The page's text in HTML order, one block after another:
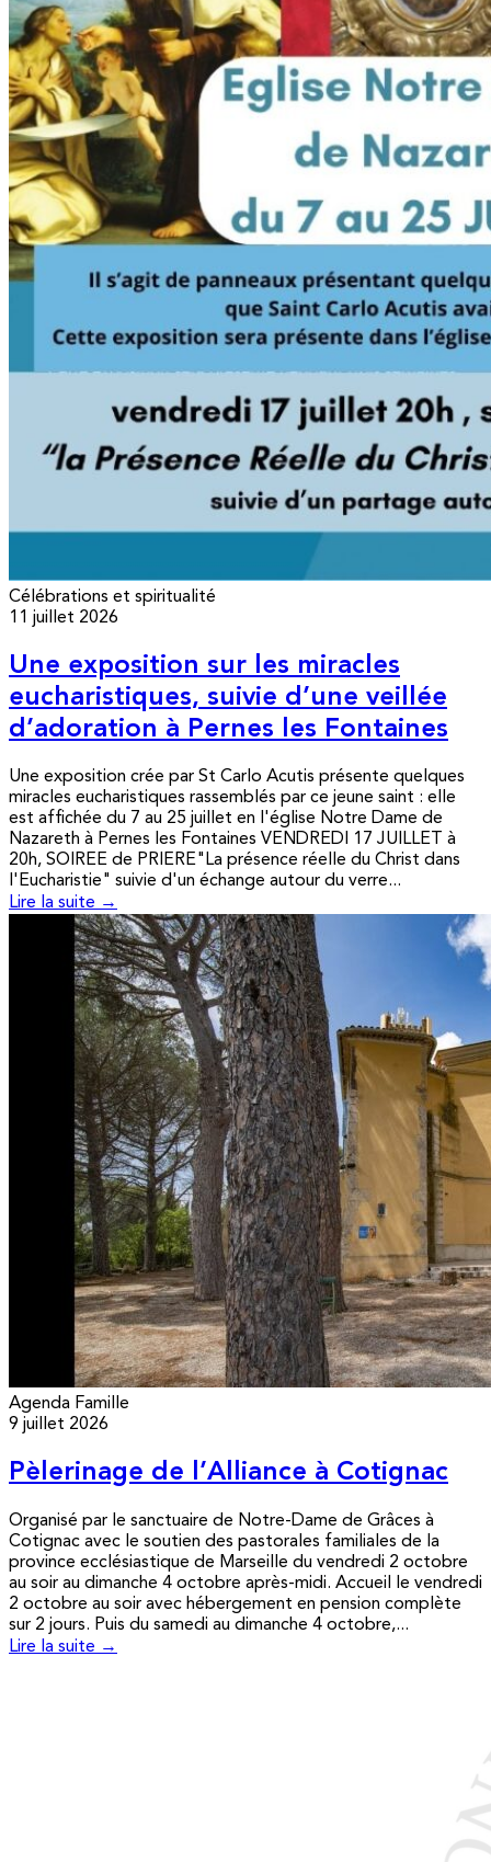
Célébrations et spiritualité
11 juillet 2026
Une exposition sur les miracles
eucharistiques, suivie d’une veillée
d’adoration à Pernes les Fontaines
Une exposition crée par St Carlo Acutis présente quelques
miracles eucharistiques rassemblés par ce jeune saint : elle
est affichée du 7 au 25 juillet en l'église Notre Dame de
Nazareth à Pernes les Fontaines VENDREDI 17 JUILLET à
20h, SOIREE de PRIERE"La présence réelle du Christ dans
l'Eucharistie" suivie d'un échange autour du verre...
Lire la suite →
Agenda Famille
9 juillet 2026
Pèlerinage de l’Alliance à Cotignac
Organisé par le sanctuaire de Notre-Dame de Grâces à
Cotignac avec le soutien des pastorales familiales de la
province ecclésiastique de Marseille du vendredi 2 octobre
au soir au dimanche 4 octobre après-midi. Accueil le vendredi
2 octobre au soir avec hébergement en pension complète
sur 2 jours. Puis du samedi au dimanche 4 octobre,...
Lire la suite →